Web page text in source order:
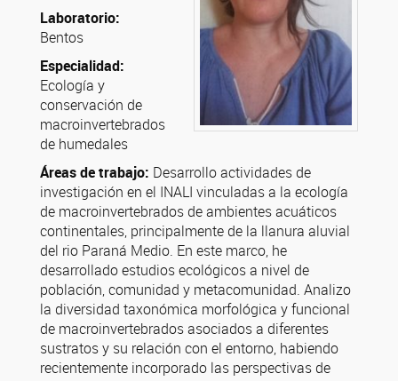
Laboratorio:
Bentos
Especialidad:
Ecología y
conservación de
macroinvertebrados
de humedales
Áreas de trabajo: Desarrollo actividades de
investigación en el INALI vinculadas a la ecología
de macroinvertebrados de ambientes acuáticos
continentales, principalmente de la llanura aluvial
del rio Paraná Medio. En este marco, he
desarrollado estudios ecológicos a nivel de
población, comunidad y metacomunidad. Analizo
la diversidad taxonómica morfológica y funcional
de macroinvertebrados asociados a diferentes
sustratos y su relación con el entorno, habiendo
recientemente incorporado las perspectivas de